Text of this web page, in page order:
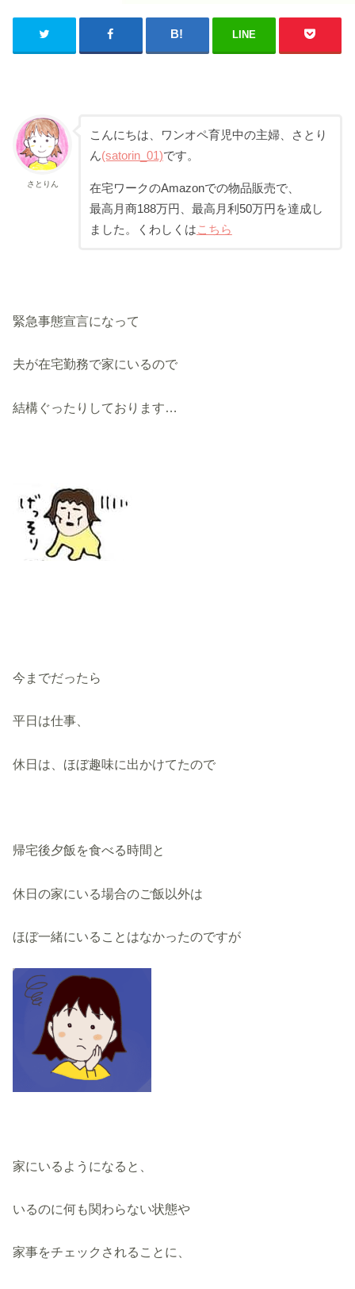
LINE
さとりん
こんにちは、ワンオペ育児中の主婦、さとり
ん(satorin_01)です。
在宅ワークのAmazonでの物品販売で、
最高月商188万円、最高月利50万円を達成し
ました。くわしくはこちら
緊急事態宣言になって
夫が在宅勤務で家にいるので
結構ぐったりしております…
今までだったら
平日は仕事、
休日は、ほぼ趣味に出かけてたので
帰宅後夕飯を食べる時間と
休日の家にいる場合のご飯以外は
ほぼ一緒にいることはなかったのですが
家にいるようになると、
いるのに何も関わらない状態や
家事をチェックされることに、